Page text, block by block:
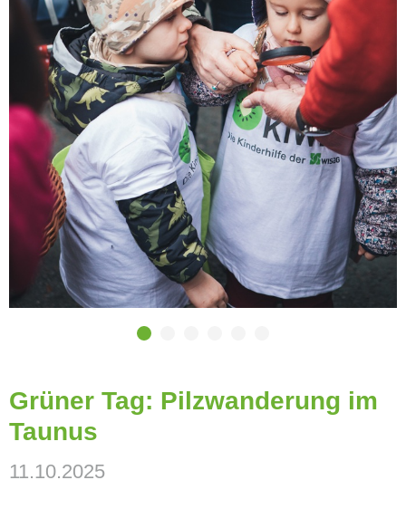
Grüner Tag: Pilzwanderung im
Taunus
11.10.2025